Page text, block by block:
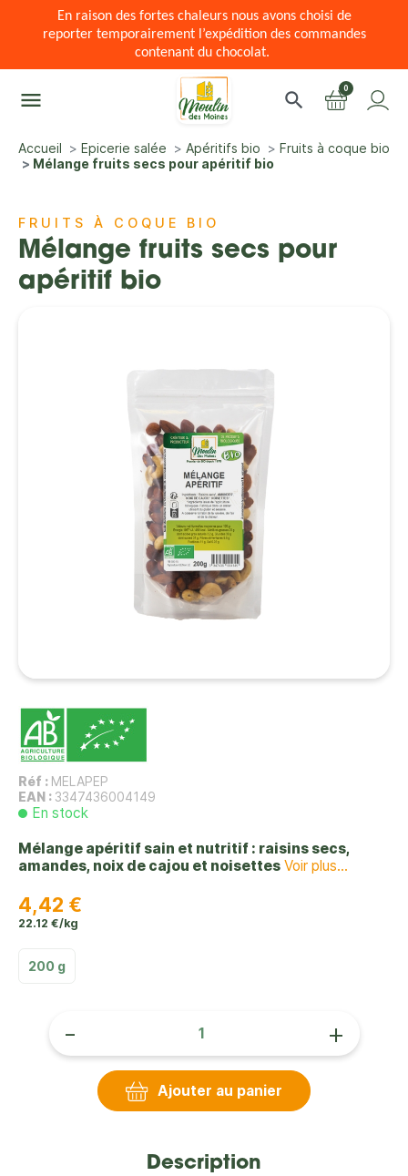
En raison des fortes chaleurs nous avons choisi de
reporter temporairement l’expédition des commandes
contenant du chocolat.
menu search 0
Accueil Epicerie salée Apéritifs bio
Fruits à coque bio
Mélange fruits secs pour apéritif bio
FRUITS À COQUE BIO
Mélange fruits secs pour
apéritif bio
Réf : MELAPEP
EAN : 3347436004149
En stock
Mélange apéritif sain et nutritif : raisins secs,
amandes, noix de cajou et noisettes Voir plus...
4,42 €
22.12 €/kg
200 g
- +
Ajouter au panier
Description